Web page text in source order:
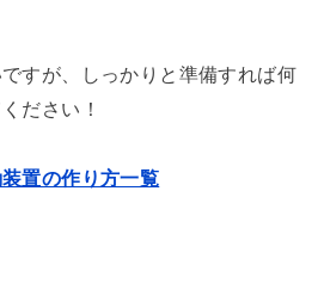
すが、しっかりと準備すれば何
ださい！
置の作り方一覧